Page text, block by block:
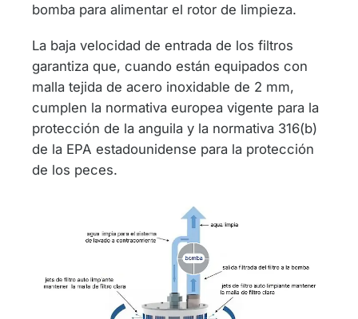
bomba para alimentar el rotor de limpieza.
La baja velocidad de entrada de los filtros
garantiza que, cuando están equipados con
malla tejida de acero inoxidable de 2 mm,
cumplen la normativa europea vigente para la
protección de la anguila y la normativa 316(b)
de la EPA estadounidense para la protección
de los peces.